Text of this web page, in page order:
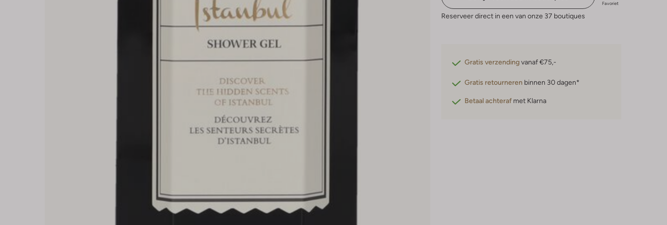
Favoriet
Reserveer direct in een van onze 37 boutiques
Gratis verzendingvanaf €75,-
Gratis retourneren binnen 30 dagen*
Betaal achteraf met Klarna